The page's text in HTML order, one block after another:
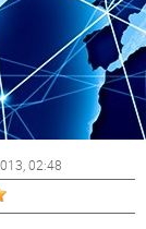
, 02:48